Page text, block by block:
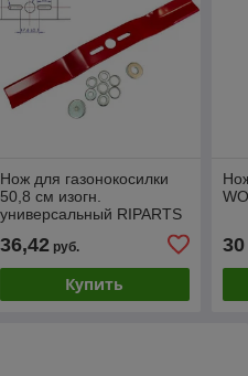
Нож для газонокосилки
50,8 см изогн.
универсальный RIPARTS
36,42руб.
Купить
30